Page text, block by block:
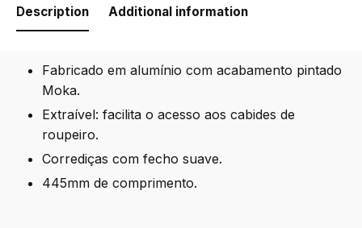
Description Additional information
Fabricado em alumínio com acabamento pintado
Moka.
Extraível: facilita o acesso aos cabides de
roupeiro.
Corrediças com fecho suave.
445mm de comprimento.